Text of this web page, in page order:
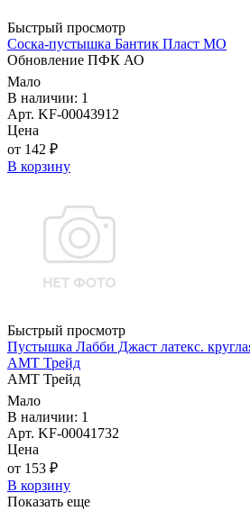
Быстрый просмотр
Соска-пустышка Бантик Пласт МО
Обновление ПФК АО
Мало
В наличии: 1
Арт. KF-00043912
Цена
от 142 ₽
В корзину
Быстрый просмотр
Пустышка Лабби Джаст латекс.
АМТ Трейд
АМТ Трейд
Мало
В наличии: 1
Арт. KF-00041732
Цена
от 153 ₽
В корзину
Показать еще